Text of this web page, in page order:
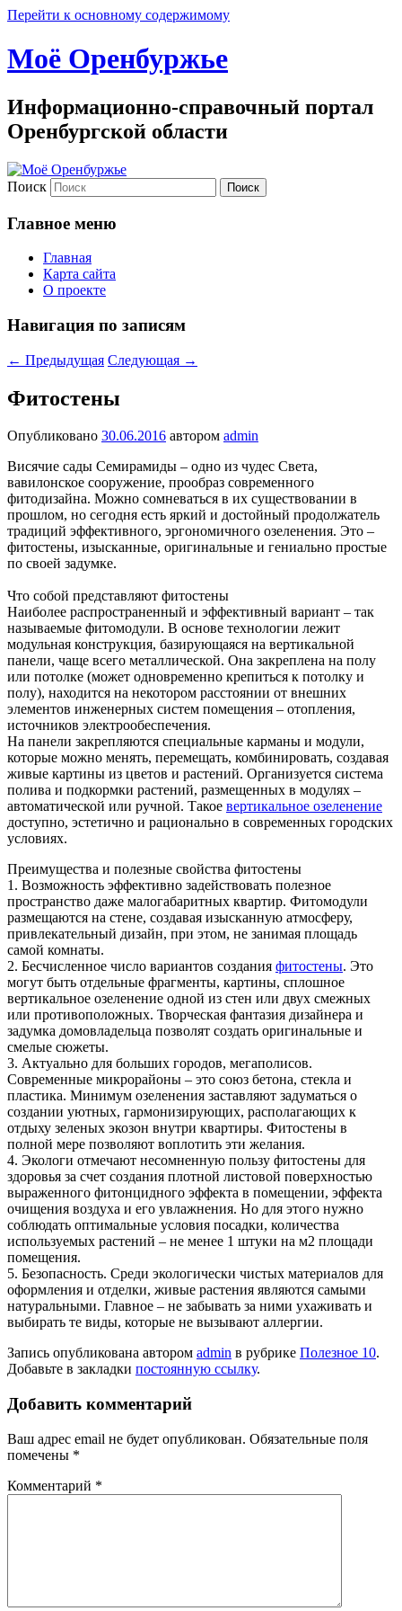
Перейти к основному содержимому
Моё Оренбуржье
Информационно-справочный портал
Оренбургской области
Поиск
Главное меню
Главная
Карта сайта
О проекте
Навигация по записям
← Предыдущая Следующая →
Фитостены
Опубликовано 30.06.2016 автором admin
Висячие сады Семирамиды – одно из чудес Света,
вавилонское сооружение, прообраз современного
фитодизайна. Можно сомневаться в их существовании в
прошлом, но сегодня есть яркий и достойный продолжатель
традиций эффективного, эргономичного озеленения. Это –
фитостены, изысканные, оригинальные и гениально простые
по своей задумке.
Что собой представляют фитостены
Наиболее распространенный и эффективный вариант – так
называемые фитомодули. В основе технологии лежит
модульная конструкция, базирующаяся на вертикальной
панели, чаще всего металлической. Она закреплена на полу
или потолке (может одновременно крепиться к потолку и
полу), находится на некотором расстоянии от внешних
элементов инженерных систем помещения – отопления,
источников электрообеспечения.
На панели закрепляются специальные карманы и модули,
которые можно менять, перемещать, комбинировать, создавая
живые картины из цветов и растений. Организуется система
полива и подкормки растений, размещенных в модулях –
автоматической или ручной. Такое вертикальное озеленение
доступно, эстетично и рационально в современных городских
условиях.
Преимущества и полезные свойства фитостены
1. Возможность эффективно задействовать полезное
пространство даже малогабаритных квартир. Фитомодули
размещаются на стене, создавая изысканную атмосферу,
привлекательный дизайн, при этом, не занимая площадь
самой комнаты.
2. Бесчисленное число вариантов создания фитостены. Это
могут быть отдельные фрагменты, картины, сплошное
вертикальное озеленение одной из стен или двух смежных
или противоположных. Творческая фантазия дизайнера и
задумка домовладельца позволят создать оригинальные и
смелые сюжеты.
3. Актуально для больших городов, мегаполисов.
Современные микрорайоны – это союз бетона, стекла и
пластика. Минимум озеленения заставляют задуматься о
создании уютных, гармонизирующих, располагающих к
отдыху зеленых экозон внутри квартиры. Фитостены в
полной мере позволяют воплотить эти желания.
4. Экологи отмечают несомненную пользу фитостены для
здоровья за счет создания плотной листовой поверхностью
выраженного фитонцидного эффекта в помещении, эффекта
очищения воздуха и его увлажнения. Но для этого нужно
соблюдать оптимальные условия посадки, количества
используемых растений – не менее 1 штуки на м2 площади
помещения.
5. Безопасность. Среди экологически чистых материалов для
оформления и отделки, живые растения являются самыми
натуральными. Главное – не забывать за ними ухаживать и
выбирать те виды, которые не вызывают аллергии.
Запись опубликована автором admin в рубрике Полезное 10.
Добавьте в закладки постоянную ссылку.
Добавить комментарий
Ваш адрес email не будет опубликован. Обязательные поля
помечены *
Комментарий *